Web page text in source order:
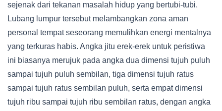
sejenak dari tekanan masalah hidup yang bertubi-tubi.
Lubang lumpur tersebut melambangkan zona aman
personal tempat seseorang memulihkan energi mentalnya
yang terkuras habis. Angka jitu erek-erek untuk peristiwa
ini biasanya merujuk pada angka dua dimensi tujuh puluh
sampai tujuh puluh sembilan, tiga dimensi tujuh ratus
sampai tujuh ratus sembilan puluh, serta empat dimensi
tujuh ribu sampai tujuh ribu sembilan ratus, dengan angka